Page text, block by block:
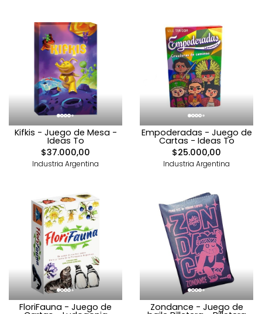
Kifkis - Juego de Mesa -
Ideas To
$37.000,00
Industria Argentina
Empoderadas - Juego de
Cartas - Ideas To
$25.000,00
Industria Argentina
FloriFauna - Juego de Zondance - Juego de